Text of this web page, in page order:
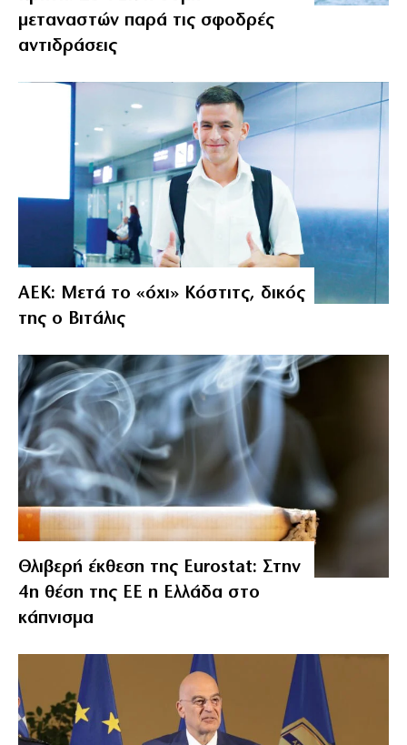
μεταναστών παρά τις σφοδρές
αντιδράσεις
ΑΕΚ: Μετά το «όχι» Κόστιτς, δικός
της ο Βιτάλις
Θλιβερή έκθεση της Eurostat: Στην
4η θέση της ΕΕ η Ελλάδα στο
κάπνισμα